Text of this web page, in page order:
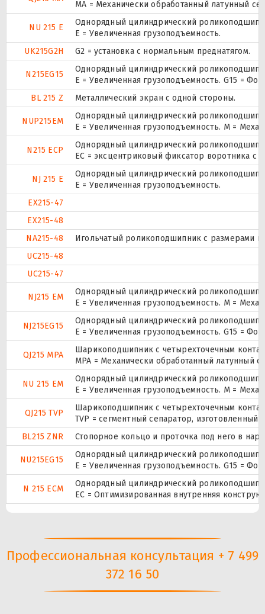
MA = Механически обработанный латунный
NU 215 E
Однорядный цилиндрический
Е = Увеличенная грузоподъемность.
UK215G2H
G2 = установка с нормальным преднатягом.
N215EG15
Однорядный цилиндрический
E = Увеличенная грузоподъемность. G15 =
BL 215 Z
Металлический экран с одной стороны.
NUP215EM
Однорядный цилиндрический
E = Увеличенная грузоподъемность. М =
N215 ECP
Однорядный цилиндрический
ЕС = эксцентриковый фиксатор воротника с
NJ 215 E
Однорядный цилиндрический
Е = Увеличенная грузоподъемность.
EX215-47
EX215-48
NA215-48
Игольчатый роликоподшипник с размерами
UC215-48
UC215-47
NJ215 EM
Однорядный цилиндрический
E = Увеличенная грузоподъемность. М =
NJ215EG15
Однорядный цилиндрический
E = Увеличенная грузоподъемность. G15 =
QJ215 MPA
Шарикоподшипник с четырехточечным
MPA = Механически обработанный латунный
NU 215 EM
Однорядный цилиндрический
E = Увеличенная грузоподъемность. М =
QJ215 TVP
Шарикоподшипник с четырехточечным
TVP = сегментный сепаратор,
BL215 ZNR
Стопорное кольцо и проточка под него в
NU215EG15
Однорядный цилиндрический
E = Увеличенная грузоподъемность. G15 =
N 215 ECM
Однорядный цилиндрический
EC = Оптимизированная внутренняя
Профессиональная консультация + 7 499
372 16 50